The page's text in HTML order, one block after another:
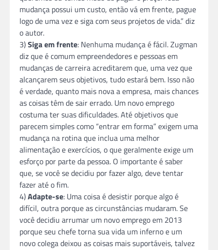
mudança possui um custo, então vá em frente, pague
logo de uma vez e siga com seus projetos de vida.” diz
o autor.
3)Siga em frente: Nenhuma mudança é fácil. Zugman
diz que é comum empreendedores e pessoas em
mudanças de carreira acreditarem que, uma vez que
alcançarem seus objetivos, tudo estará bem. Isso não
é verdade, quanto mais nova a empresa, mais chances
as coisas têm de sair errado. Um novo emprego
costuma ter suas dificuldades. Até objetivos que
parecem simples como “entrar em forma” exigem uma
mudança na rotina que inclua uma melhor
alimentação e exercícios, o que geralmente exige um
esforço por parte da pessoa. O importante é saber
que, se você se decidiu por fazer algo, deve tentar
fazer até o fim.
4)Adapte-se: Uma coisa é desistir porque algo é
difícil, outra porque as circunstâncias mudaram. Se
você decidiu arrumar um novo emprego em 2013
porque seu chefe torna sua vida um inferno e um
novo colega deixou as coisas mais suportáveis, talvez